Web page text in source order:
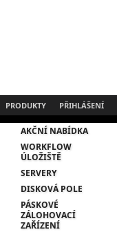
PRODUKTY PŘIHLÁŠENÍ
AKČNÍ NABÍDKA
WORKFLOW
ÚLOŽIŠTĚ
SERVERY
DISKOVÁ POLE
PÁSKOVÉ
ZÁLOHOVACÍ
ZAŘÍZENÍ